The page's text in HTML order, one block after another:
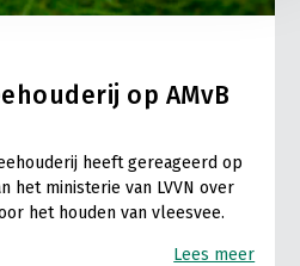
op AMvB
heeft gereageerd op
het ministerie van LVVN over
het houden van vleesvee.
Lees meer